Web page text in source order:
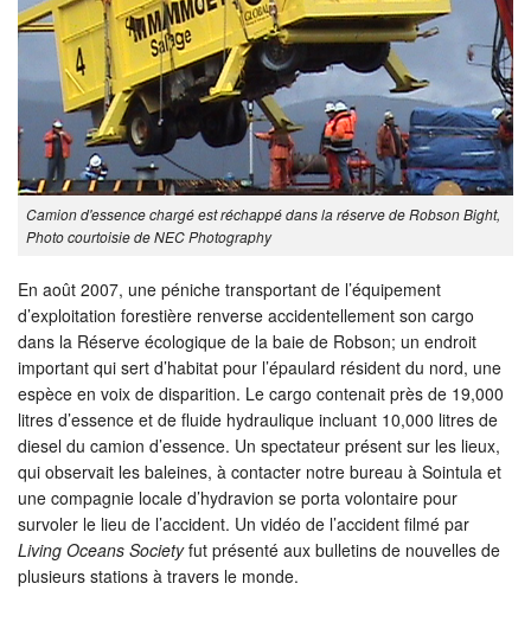
Camion d'essence chargé est réchappé dans la réserve de Robson Bight,
Photo courtoisie de NEC Photography
En août 2007, une péniche transportant de l’équipement
d’exploitation forestière renverse accidentellement son cargo
dans la Réserve écologique de la baie de Robson; un endroit
important qui sert d’habitat pour l’épaulard résident du nord, une
espèce en voix de disparition. Le cargo contenait près de 19,000
litres d’essence et de fluide hydraulique incluant 10,000 litres de
diesel du camion d’essence. Un spectateur présent sur les lieux,
qui observait les baleines, à contacter notre bureau à Sointula et
une compagnie locale d’hydravion se porta volontaire pour
survoler le lieu de l’accident. Un vidéo de l’accident filmé par
Living Oceans Societyfut présenté aux bulletins de nouvelles de
plusieurs stations à travers le monde.